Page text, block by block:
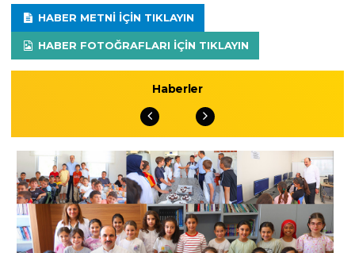
HABER METNI IÇIN TIKLAYIN
HABER FOTOĞRAFLARI IÇIN TIKLAYIN
Haberler